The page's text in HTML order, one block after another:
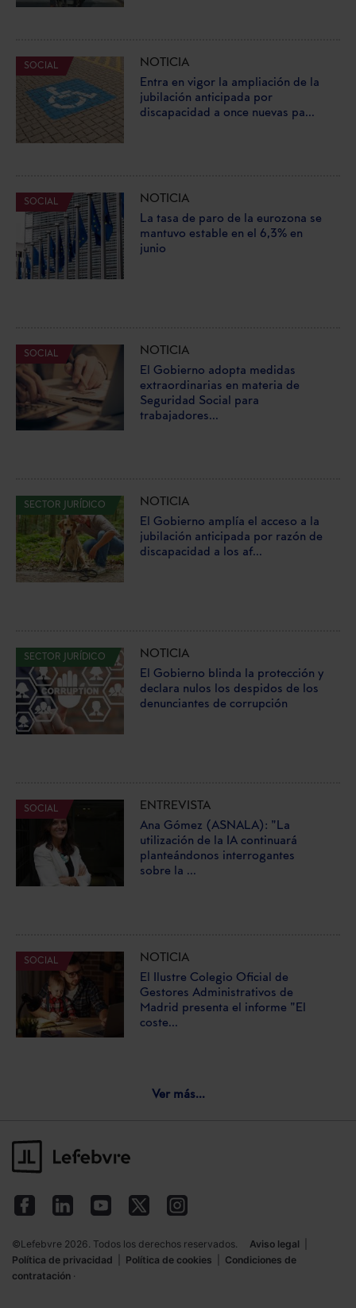
SOCIAL
NOTICIA
Entra en vigor la ampliación de la
jubilación anticipada por
discapacidad a once nuevas pa...
SOCIAL
NOTICIA
La tasa de paro de la eurozona se
mantuvo estable en el 6,3% en
junio
SOCIAL
NOTICIA
El Gobierno adopta medidas
extraordinarias en materia de
Seguridad Social para
trabajadores...
SECTOR JURÍDICO
NOTICIA
El Gobierno amplía el acceso a la
jubilación anticipada por razón de
discapacidad a los af...
SECTOR JURÍDICO
NOTICIA
El Gobierno blinda la protección y
declara nulos los despidos de los
denunciantes de corrupción
SOCIAL
ENTREVISTA
Ana Gómez (ASNALA): "La
utilización de la IA continuará
planteándonos interrogantes
sobre la ...
SOCIAL
NOTICIA
El Ilustre Colegio Oficial de
Gestores Administrativos de
Madrid presenta el informe "El
coste...
Ver más...
©Lefebvre 2026. Todos los derechos reservados. Aviso legal
Política de privacidad
Política de cookies
Condiciones de
contratación ·